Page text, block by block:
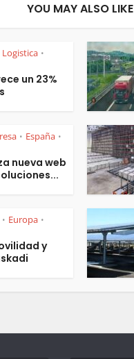
YOU MAY ALSO LIKE
Logistica •
un 23%
• España •
nueva web
• Europa •
y